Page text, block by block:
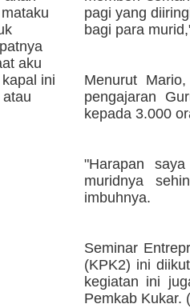
aku
ini
pagi yang
bagi para
Menurut
pengajaran
kepada 3.000
"Harapan
muridnya
imbuhnya.
Seminar
(KPK2) ini
kegiatan ini
Pemkab Kukar. (